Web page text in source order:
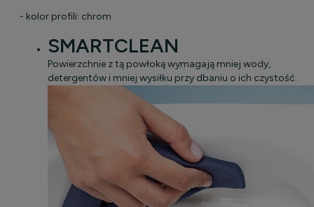
- kolor profili: chrom
SMARTCLEAN
Powierzchnie z tą powłoką wymagają mniej wody,
detergentów i mniej wysiłku przy dbaniu o ich czystość.